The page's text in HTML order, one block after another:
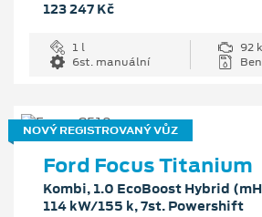
123 247 Kč
1 l
92
6st. manuální
NOVÝ REGISTROVANÝ VŮZ
Ford Focus Titanium
Kombi, 1.0 EcoBoost Hybrid
114 kW/155 k, 7st. Powershift